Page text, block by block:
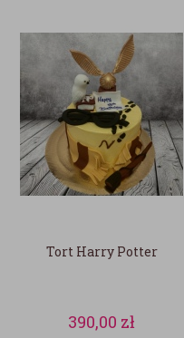
Tort Harry Potter
390,00 zł